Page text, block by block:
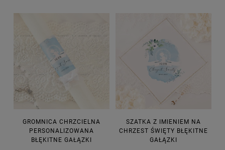
GROMNICA CHRZCIELNA
PERSONALIZOWANA
BŁĘKITNE GAŁĄZKI
SZATKA Z IMIENIEM NA
CHRZEST ŚWIĘTY BŁĘKITNE
GAŁĄZKI